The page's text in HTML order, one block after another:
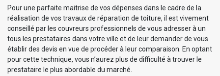
Pour une parfaite maitrise de vos dépenses dans le cadre de la
réalisation de vos travaux de réparation de toiture, il est vivement
conseillé par les couvreurs professionnels de vous adresser à un
tous les prestataires dans votre ville et de leur demander de vous
établir des devis en vue de procéder à leur comparaison. En optant
pour cette technique, vous n’aurez plus de difficulté à trouver le
prestataire le plus abordable du marché.